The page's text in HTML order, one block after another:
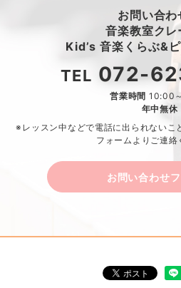
お問い合わ
音楽教室クレ
Kid’s 音楽くらぶ&
TEL 072-
営業時間 10:00
年中無休
※レッスン中などで電話に出られないこ
フォームよりご連絡
お問い合わせ